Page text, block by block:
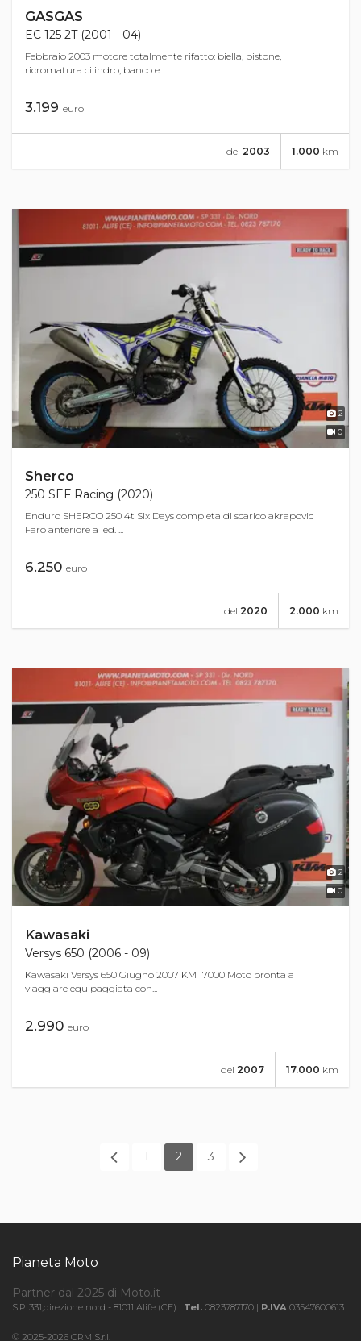
GASGAS
EC 125 2T (2001 - 04)
Febbraio 2003 motore totalmente rifatto: biella, pistone,
ricromatura cilindro, banco e...
3.199 euro
1.000 km
del 2003
2
0
Sherco
250 SEF Racing (2020)
Enduro SHERCO 250 4t Six Days completa di scarico akrapovic
Faro anteriore a led. ...
6.250 euro
2.000 km
del 2020
2
0
Kawasaki
Versys 650 (2006 - 09)
Kawasaki Versys 650 Giugno 2007 KM 17000 Moto pronta a
viaggiare equipaggiata con...
2.990 euro
17.000 km
del 2007
1 2 3
Pianeta Moto
Partner dal 2025 di Moto.it
S.P. 331,direzione nord - 81011 Alife (CE) | Tel. 0823787170 | P.IVA 03547600613
© 2025-2026 CRM S.r.l.